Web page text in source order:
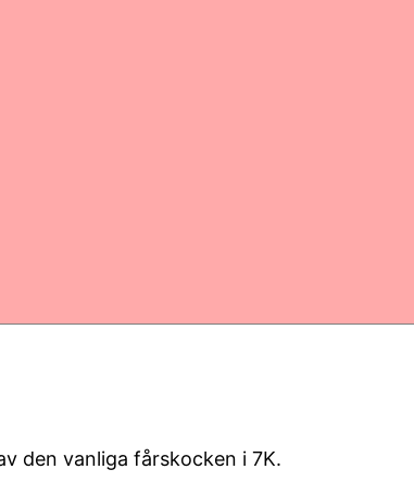
den vanliga fårskocken i 7K.